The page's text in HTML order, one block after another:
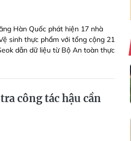
Hàn Quốc phát hiện 17 nhà
sinh thực phẩm với tổng cộng 21
dẫn dữ liệu từ Bộ An toàn thực
công tác hậu cần